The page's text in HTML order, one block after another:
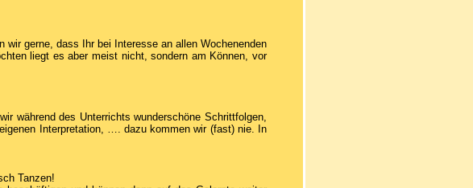
wir gerne, dass Ihr bei Interesse an allen Wochenenden
liegt es aber meist nicht, sondern am Können, vor
während des Unterrichts wunderschöne Schrittfolgen,
Interpretation, …. dazu kommen wir (fast) nie. In
Tanzen!